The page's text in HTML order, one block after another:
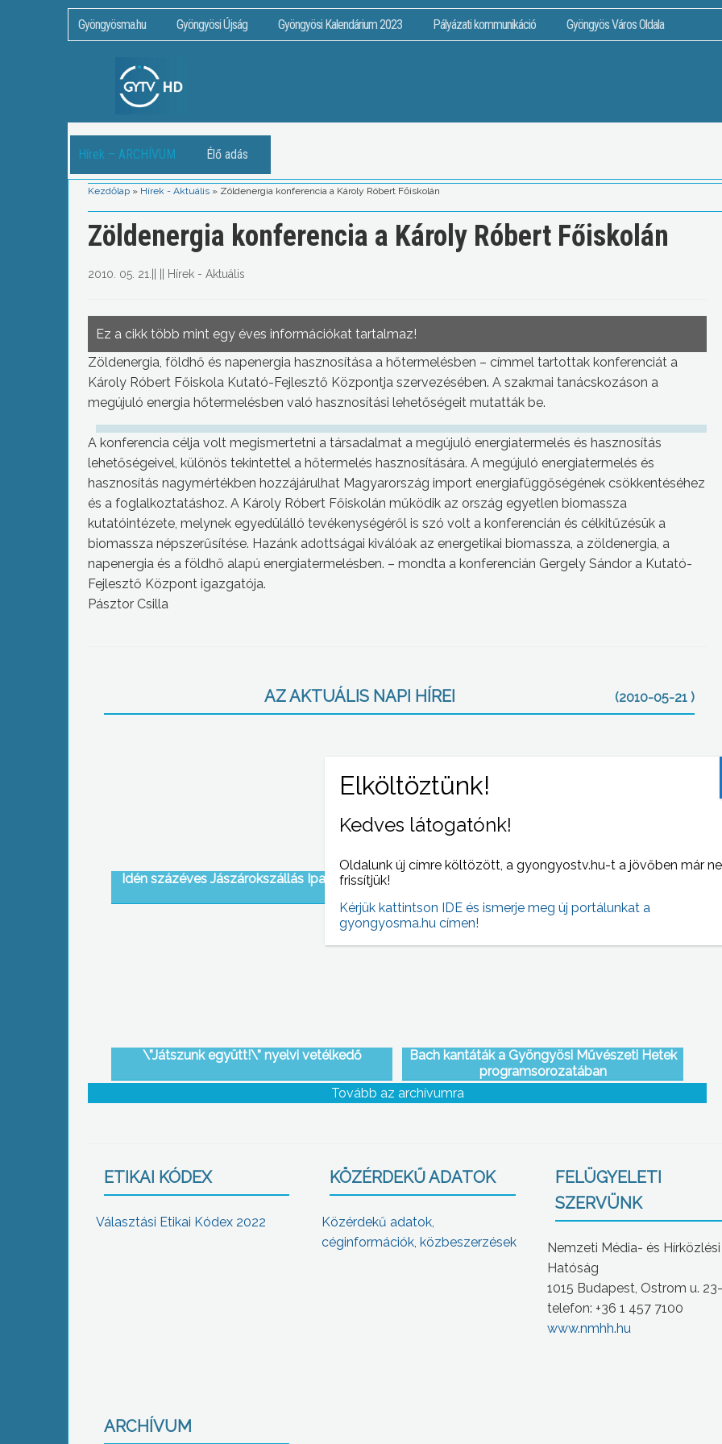
Gyöngyösma.hu Gyöngyösi Újság Gyöngyösi Kalendárium 2023 Pályázati kommunikáció Gyöngyös Város Oldala
Hírek – ARCHÍVUM Élő adás
Kezdőlap » Hírek - Aktuális » Zöldenergia konferencia a Károly Róbert Főiskolán
Zöldenergia konferencia a Károly Róbert Főiskolán
2010. 05. 21. Hírek - Aktuális
Ez a cikk több mint egy éves információkat tartalmaz!
Zöldenergia, földhő és napenergia hasznosítása a hőtermelésben – címmel tartottak konferenciát a
Károly Róbert Főiskola Kutató-Fejlesztő Központja szervezésében. A szakmai tanácskozáson a
megújuló energia hőtermelésben való hasznosítási lehetőségeit mutatták be.
A konferencia célja volt megismertetni a társadalmat a megújuló energiatermelés és hasznosítás
lehetőségeivel, különös tekintettel a hőtermelés hasznosítására. A megújuló energiatermelés és
hasznosítás nagymértékben hozzájárulhat Magyarország import energiafüggőségének csökkentéséhez
és a foglalkoztatáshoz. A Károly Róbert Főiskolán működik az ország egyetlen biomassza
kutatóintézete, melynek egyedülálló tevékenységéről is szó volt a konferencián és célkitűzésük a
biomassza népszerűsítése. Hazánk adottságai kiválóak az energetikai biomassza, a zöldenergia, a
napenergia és a földhő alapú energiatermelésben. – mondta a konferencián Gergely Sándor a Kutató-
Fejlesztő Központ igazgatója.
Pásztor Csilla
AZ AKTUÁLIS NAPI HÍREI (2010-05-21 )
Idén százéves Jászárokszállás Ipartestülete
\”Játszunk együtt!\” nyelvi vetélkedő
Bach kantáták a Gyöngyösi Művészeti Hetek
programsorozatában
Tovább az archívumra
ETIKAI KÓDEX
Választási Etikai Kódex 2022
KÖZÉRDEKŰ ADATOK
Közérdekű adatok,
céginformációk, közbeszerzések
FELÜGYELETI
SZERVÜNK
Nemzeti Média- és Hírközlési
Hatóság
1015 Budapest, Ostrom u.
telefon: +36 1 457 7100
www.nmhh.hu
ARCHÍVUM
Kedves látogatónk!
Oldalunk új címre költözött, a gyongyostv.hu-t a jövőben már
frissítjük!
Kérjük kattintson IDE és ismerje meg új portálunkat a
gyongyosma.hu címen!